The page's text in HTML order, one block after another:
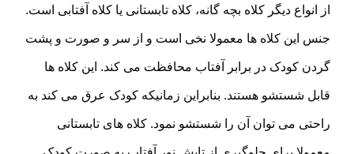
از انواع دیگر کلاه بچه گانه، کلاه تابستانی یا کلاه آفتابی است.
جنس این کلاه ها معمولا نخی است و از سر و صورت و پشت
گردن کودک در برابر آفتاب محافظت می کند. این کلاه ها
قابل شستشو هستند. بنابراین زمانیکه کودک عرق می کند به
راحتی می توان آن را شستشو نمود. کلاه های تابستانی